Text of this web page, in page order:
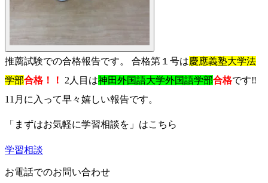
推薦試験での合格報告です。 合格第１号は慶應義塾大学法
学部合格！！ 2人目は神田外国語大学外国語学部合格です‼️
11月に入って早々嬉しい報告です。
「まずはお気軽に学習相談を」はこちら
学習相談
お電話でのお問い合わせ